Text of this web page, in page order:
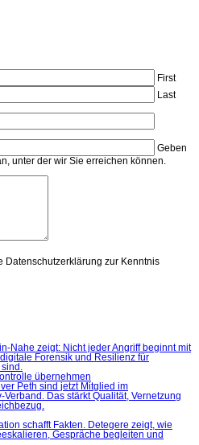
First
Last
Geben
unter der wir Sie erreichen können.
Datenschutzerklärung zur Kenntnis
übernehmen